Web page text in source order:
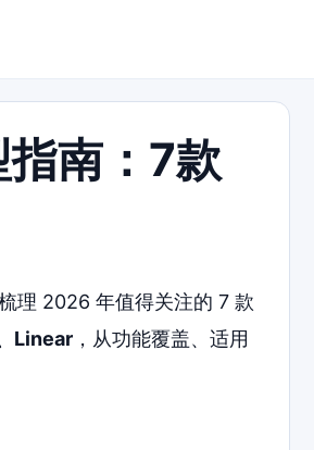
南：7款
理 2026 年值得关注的 7 款
Linear ，从功能覆盖、适用